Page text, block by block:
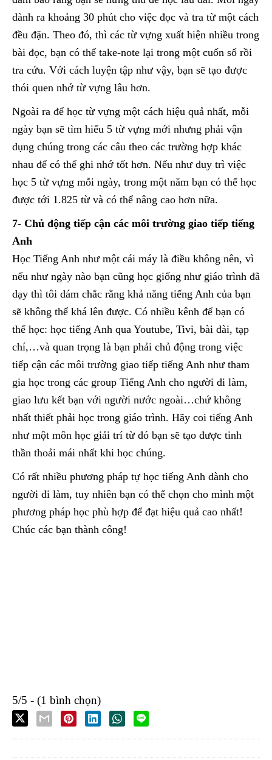
dành ra khoảng 30 phút cho việc đọc và tra từ một cách
đều đặn. Theo đó, thì các từ vựng xuất hiện nhiều trong
bài đọc, bạn có thể take-note lại trong một cuốn sổ rồi
tra cứu. Với cách luyện tập như vậy, bạn sẽ tạo được
thói quen nhớ từ vựng lâu hơn.
Ngoài ra để học từ vựng một cách hiệu quả nhất, mỗi
ngày bạn sẽ tìm hiểu 5 từ vựng mới nhưng phải vận
dụng chúng trong các câu theo các trường hợp khác
nhau để có thể ghi nhớ tốt hơn. Nếu như duy trì việc
học 5 từ vựng mỗi ngày, trong một năm bạn có thể học
được tới 1.825 từ và có thể nâng cao hơn nữa.
7- Chủ động tiếp cận các môi trường giao tiếp tiếng
Anh
Học Tiếng Anh như một cái máy là điều không nên, vì
nếu như ngày nào bạn cũng học giống như giáo trình đã
dạy thì tôi dám chắc rằng khả năng tiếng Anh của bạn
sẽ không thể khá lên được. Có nhiều kênh để bạn có
thể học: học tiếng Anh qua Youtube, Tivi, bài đài, tạp
chí,…và quan trọng là bạn phải chủ động trong việc
tiếp cận các môi trường giao tiếp tiếng Anh như tham
gia học trong các group Tiếng Anh cho người đi làm,
giao lưu kết bạn với người nước ngoài…chứ không
nhất thiết phải học trong giáo trình. Hãy coi tiếng Anh
như một môn học giải trí từ đó bạn sẽ tạo được tinh
thần thoải mái nhất khi học chúng.
Có rất nhiều phương pháp tự học tiếng Anh dành cho
người đi làm, tuy nhiên bạn có thể chọn cho mình một
phương pháp học phù hợp để đạt hiệu quả cao nhất!
Chúc các bạn thành công!
5/5 - (1 bình chọn)